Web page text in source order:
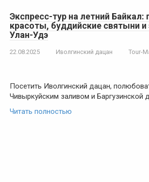
Экспресс-тур на летний Байкал:
красоты, буддийские святыни и
Улан-Удэ
22.08.2025 Иволгинский дацан Tour-
Посетить Иволгинский дацан,
Чивыркуйским заливом и Баргузинской
Читать полностью